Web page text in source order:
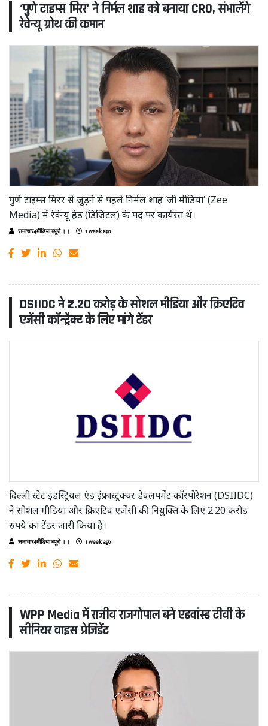
‘पुणे टाइम्स मिरर’ ने निर्मल शाह को बनाया CRO, संभालेंगे
रेवेन्यू ग्रोथ की कमान
पुणे टाइम्स मिरर से जुड़ने से पहले निर्मल शाह ‘जी मीडिया’ (Zee
Media) में रेवेन्यू हेड (डिजिटल) के पद पर कार्यरत थे।
समाचार4मीडिया ब्यूरो ।। 1 week ago
DSIIDC ने ₹2.20 करोड़ के सोशल मीडिया और क्रिएटिव
एजेंसी कॉन्ट्रैक्ट के लिए मांगे टेंडर
दिल्ली स्टेट इंडस्ट्रियल एंड इंफ्रास्ट्रक्चर डेवलपमेंट कॉरपोरेशन (DSIIDC)
ने सोशल मीडिया और क्रिएटिव एजेंसी की नियुक्ति के लिए 2.20 करोड़
रुपये का टेंडर जारी किया है।
समाचार4मीडिया ब्यूरो ।। 1 week ago
WPP Media में राजीव राजगोपाल बने एडवांस्ड टीवी के
सीनियर वाइस प्रेजिडेंट